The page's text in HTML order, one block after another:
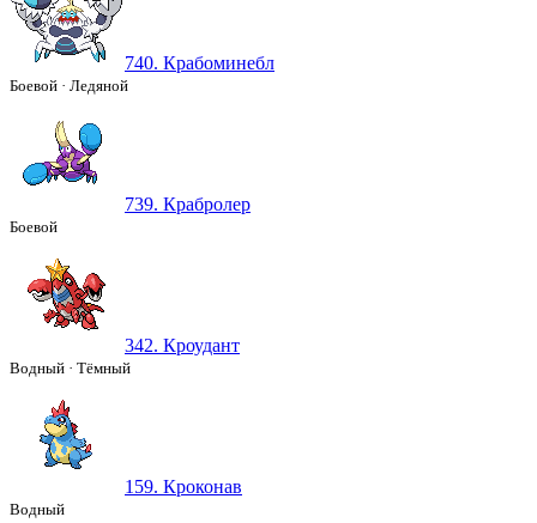
740. Крабоминебл
Боевой · Ледяной
739. Крабролер
Боевой
342. Кроудант
Водный · Тёмный
159. Кроконав
Водный